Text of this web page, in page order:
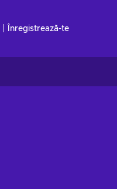
Înregistrează-te